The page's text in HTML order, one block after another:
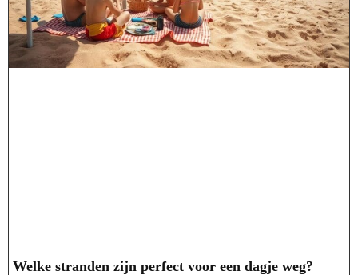
Welke stranden zijn perfect voor een dagje weg?